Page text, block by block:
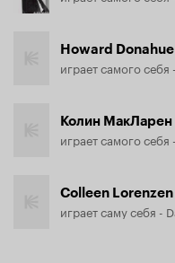
Howard Donahue
Колин МакЛарен
Colleen Lorenzen